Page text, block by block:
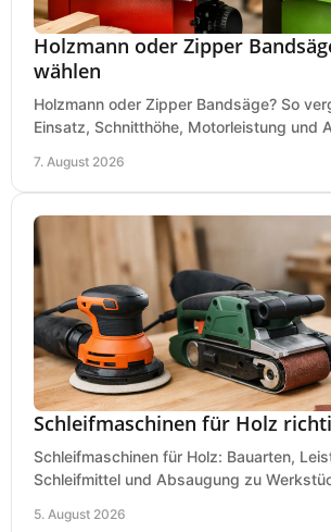
Holzmann oder Zipper
wählen
Holzmann oder Zipper Bandsäge? So
Einsatz, Schnitthöhe, Motorleistung und
7. August 2026
Schleifmaschinen für Holz
Schleifmaschinen für Holz: Bauarten,
Schleifmittel und Absaugung zu
5. August 2026